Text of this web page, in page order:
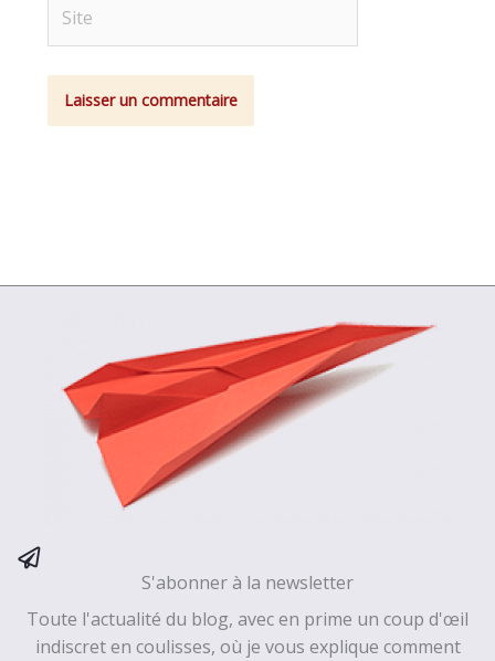
S'abonner à la newsletter
Toute l'actualité du blog, avec en prime un coup d'œil
indiscret en coulisses, où je vous explique comment